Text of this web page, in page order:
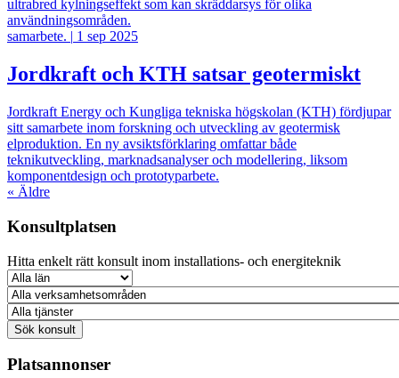
ultrabred kylningseffekt som kan skräddarsys för olika
användningsområden.
samarbete. | 1 sep 2025
Jordkraft och KTH satsar geotermiskt
Jordkraft Energy och Kungliga tekniska högskolan (KTH) fördjupar
sitt samarbete inom forskning och utveckling av geotermisk
elproduktion. En ny avsiktsförklaring omfattar både
teknikutveckling, marknadsanalyser och modellering, liksom
komponentdesign och prototyparbete.
« Äldre
Konsultplatsen
Hitta enkelt rätt konsult inom installations- och energiteknik
Platsannonser